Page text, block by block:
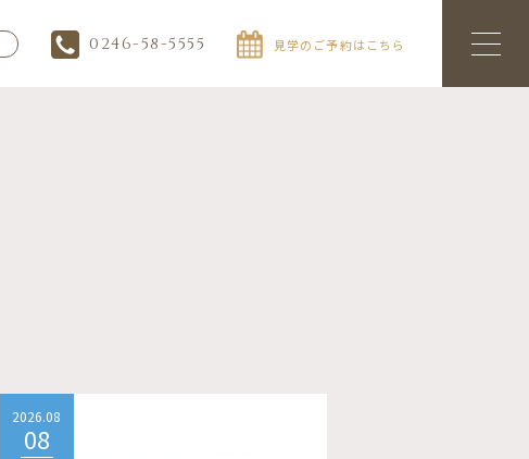
0246-58-5555 見学のご予約はこちら
2026.08
08